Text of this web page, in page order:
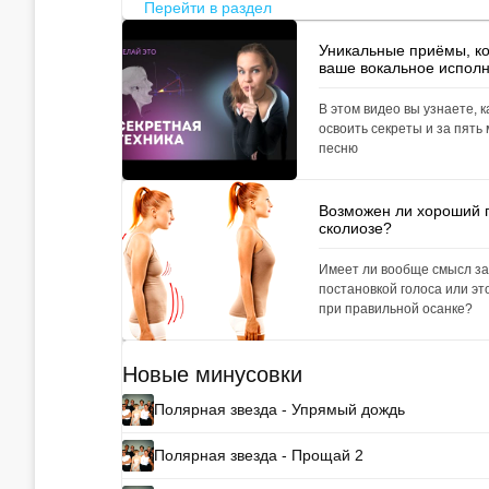
Перейти в раздел
Уникальные приёмы,
ваше вокальное
В этом видео вы узнаете,
освоить секреты и за
песню
Возможен ли хороший
сколиозе?
Имеет ли вообще смысл
постановкой голоса или
при правильной осанке?
Новые минусовки
Полярная звезда - Упрямый дождь
Полярная звезда - Прощай 2